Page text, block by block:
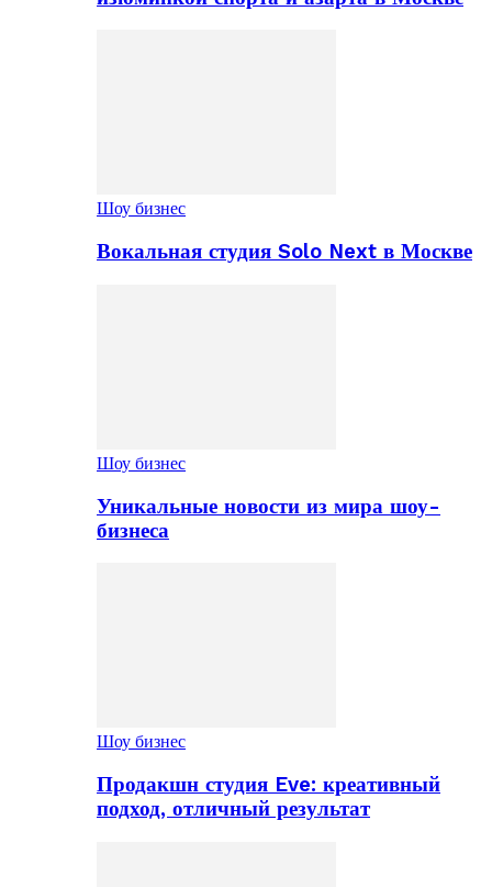
Шоу бизнес
Вокальная студия Solo Next в Москве
Шоу бизнес
Уникальные новости из мира шоу-
бизнеса
Шоу бизнес
Продакшн студия Eve: креативный
подход, отличный результат